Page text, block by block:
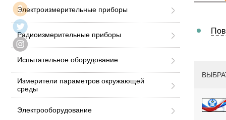
Электроизмерительные приборы
Радиоизмерительные приборы
Испытательное оборудование
Измерители параметров окружающей
среды
Электрооборудование